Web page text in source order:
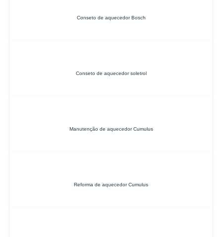
Conseto de aquecedor Bosch
Conseto de aquecedor soletrol
Manutenção de aquecedor Cumulus
Reforma de aquecedor Cumulus